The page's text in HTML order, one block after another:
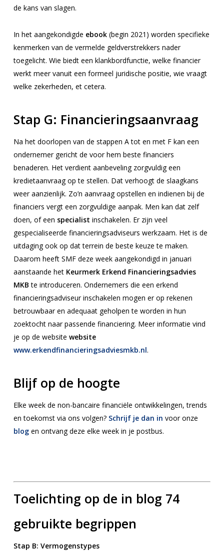
de kans van slagen.
In het aangekondigde ebook(begin 2021) worden specifieke
kenmerken van de vermelde geldverstrekkers nader
toegelicht. Wie biedt een klankbordfunctie, welke financier
werkt meer vanuit een formeel juridische positie, wie vraagt
welke zekerheden, et cetera.
Stap G: Financieringsaanvraag
Na het doorlopen van de stappen A tot en met F kan een
ondernemer gericht de voor hem beste financiers
benaderen. Het verdient aanbeveling zorgvuldig een
kredietaanvraag op te stellen. Dat verhoogt de slaagkans
weer aanzienlijk. Zo’n aanvraag opstellen en indienen bij de
financiers vergt een zorgvuldige aanpak. Men kan dat zelf
doen, of een specialist inschakelen. Er zijn veel
gespecialiseerde financieringsadviseurs werkzaam. Het is de
uitdaging ook op dat terrein de beste keuze te maken.
Daarom heeft SMF deze week aangekondigd in januari
aanstaande het Keurmerk Erkend Financieringsadvies
MKB te introduceren. Ondernemers die een erkend
financieringsadviseur inschakelen mogen er op rekenen
betrouwbaar en adequaat geholpen te worden in hun
zoektocht naar passende financiering. Meer informatie vind
je op de website website
www.erkendfinancieringsadviesmkb.nl.
Blijf op de hoogte
Elke week de non-bancaire financiële ontwikkelingen, trends
en toekomst via ons volgen? Schrijf je dan in voor onze
blogen ontvang deze elke week in je postbus.
Toelichting op de in blog 74
gebruikte begrippen
Stap B: Vermogenstypes